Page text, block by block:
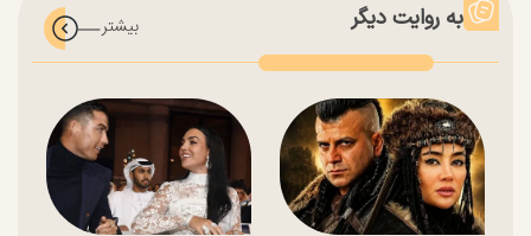
به روایت دیگر